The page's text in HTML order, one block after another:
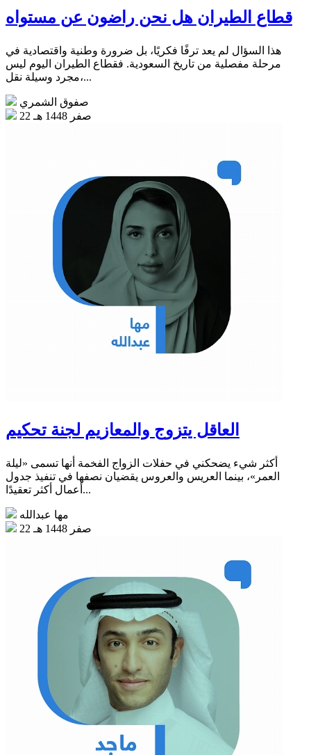
قطاع الطيران هل نحن راضون عن مستواه
هذا السؤال لم يعد ترفًا فكريًا، بل ضرورة وطنية واقتصادية في
مرحلة مفصلية من تاريخ السعودية. فقطاع الطيران اليوم ليس
مجرد وسيلة نقل،...
صفوق الشمري
22 صفر 1448 هـ
العاقل يتزوج والمعازيم لجنة تحكيم
أكثر شيء يضحكني في حفلات الزواج الفخمة أنها تسمى «ليلة
العمر»، بينما العريس والعروس يقضيان نصفها في تنفيذ جدول
أعمال أكثر تعقيدًا...
مها عبدالله
22 صفر 1448 هـ